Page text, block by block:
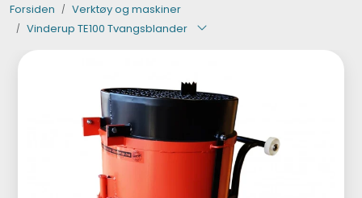
Forsiden
Verktøy og maskiner
Vinderup TE100 Tvangsblander
Steinpleie
Byggevarer